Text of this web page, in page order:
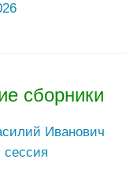
сборники
Иванович